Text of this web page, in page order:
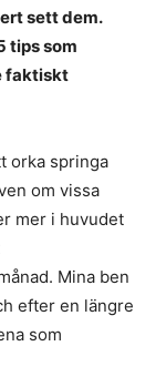
sett dem.
tips som
faktiskt
orka springa
om vissa
mer i huvudet
Mina ben
efter en längre
som